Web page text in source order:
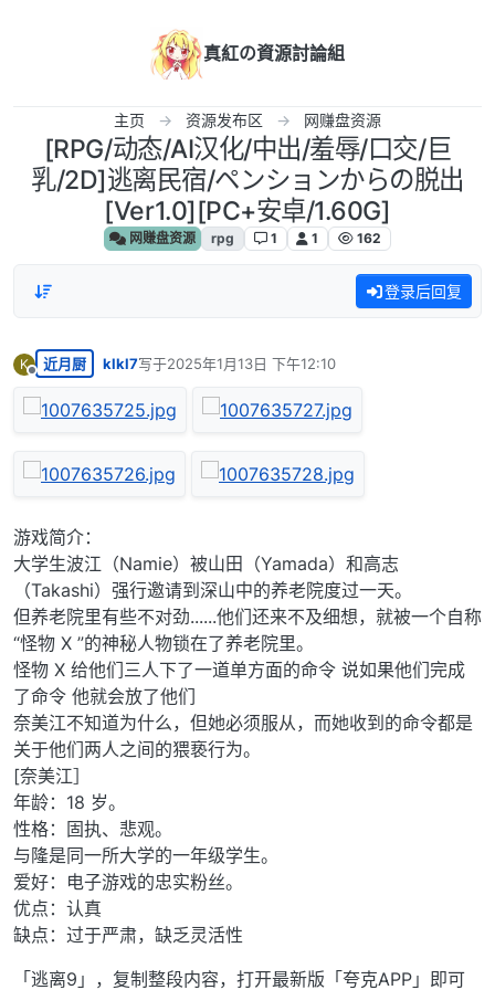
真紅の資源討論組
主页 资源发布区 网赚盘资源
[RPG/动态/AI汉化/中出/羞辱/口交/巨
乳/2D]逃离民宿/ペンションからの脱出
[Ver1.0][PC+安卓/1.60G]
网赚盘资源 rpg 1 1 162
登录后回复
K
离线
近月厨 klkl7写于2025年1月13日 下午12:10
最后由 编辑
游戏简介：
大学生波江（Namie）被山田（Yamada）和高志
（Takashi）强行邀请到深山中的养老院度过一天。
但养老院里有些不对劲......他们还来不及细想，就被一个自称
“怪物 X ”的神秘人物锁在了养老院里。
怪物 X 给他们三人下了一道单方面的命令 说如果他们完成
了命令 他就会放了他们
奈美江不知道为什么，但她必须服从，而她收到的命令都是
关于他们两人之间的猥亵行为。
[奈美江］
年龄：18 岁。
性格：固执、悲观。
与隆是同一所大学的一年级学生。
爱好：电子游戏的忠实粉丝。
优点：认真
缺点：过于严肃，缺乏灵活性
「逃离9」，复制整段内容，打开最新版「夸克APP」即可